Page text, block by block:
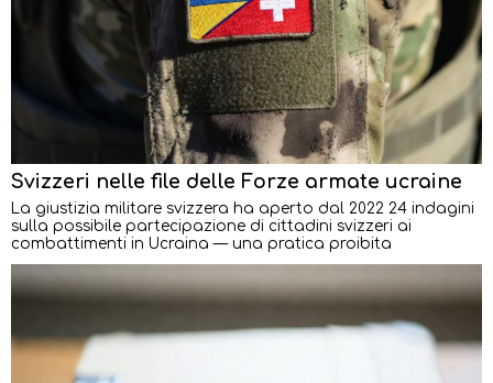
Svizzeri nelle file delle Forze armate ucraine
La giustizia militare svizzera ha aperto dal 2022 24 indagini
sulla possibile partecipazione di cittadini svizzeri ai
combattimenti in Ucraina — una pratica proibita